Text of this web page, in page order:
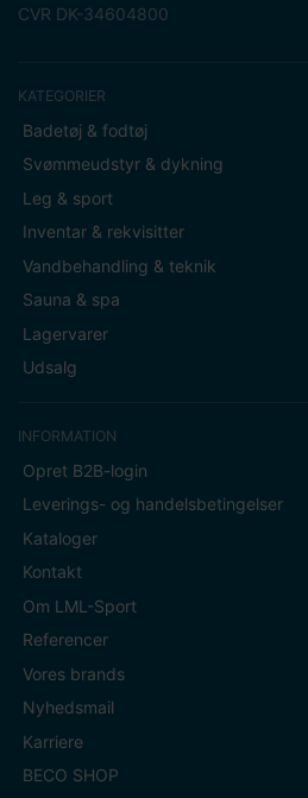
CVR DK-34604800
KATEGORIER
Badetøj & fodtøj
Svømmeudstyr & dykning
Leg & sport
Inventar & rekvisitter
Vandbehandling & teknik
Sauna & spa
Lagervarer
Udsalg
INFORMATION
Opret B2B-login
Leverings- og handelsbetingelser
Kataloger
Kontakt
Om LML-Sport
Referencer
Vores brands
Nyhedsmail
Karriere
BECO SHOP